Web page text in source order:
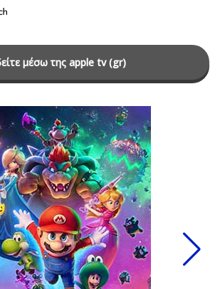
μέσω της apple tv (gr)